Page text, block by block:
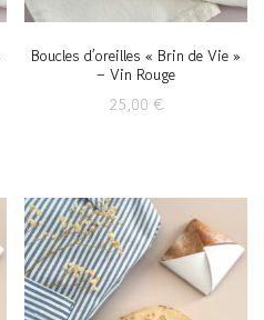
Boucles d’oreilles « Brin de Vie »
– Vin Rouge
25,00 €